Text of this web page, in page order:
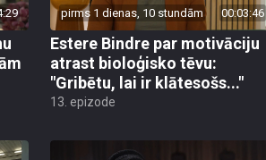
pirms 1 dienas, 10 stundām 00:03:46
Estere Bindre par motivāciju
atrast bioloģisko tēvu:
"Gribētu, lai ir klātesošs..."
13. epizode